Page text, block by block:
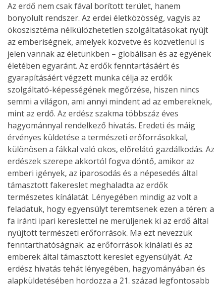
Az erdő nem csak fával borított terület, hanem
bonyolult rendszer. Az erdei életközösség, vagyis az
ökoszisztéma nélkülözhetetlen szolgáltatásokat nyújt
az emberiségnek, amelyek közvetve és közvetlenül is
jelen vannak az életünkben – globálisan és az egyének
életében egyaránt. Az erdők fenntartásáért és
gyarapításáért végzett munka célja az erdők
szolgáltató-képességének megőrzése, hiszen nincs
semmi a világon, ami annyi mindent ad az embereknek,
mint az erdő. Az erdész szakma többszáz éves
hagyománnyal rendelkező hivatás. Eredeti és máig
érvényes küldetése a természeti erőforrásokkal,
különösen a fákkal való okos, előrelátó gazdálkodás. Az
erdészek szerepe akkortól fogva döntő, amikor az
emberi igények, az iparosodás és a népesedés által
támasztott fakereslet meghaladta az erdők
természetes kínálatát. Lényegében mindig az volt a
feladatuk, hogy egyensúlyt teremtsenek ezen a téren: a
fa iránti ipari kereslettel ne merüljenek ki az erdő által
nyújtott természeti erőforrások. Ma ezt nevezzük
fenntarthatóságnak: az erőforrások kínálati és az
emberek által támasztott kereslet egyensúlyát. Az
erdész hivatás tehát lényegében, hagyományában és
alapküldetésében hordozza a 21. század legfontosabb